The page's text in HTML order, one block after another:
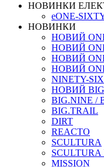
НОВИНКИ
eONE-
НОВИНКИ
НОВИЙ
НОВИЙ
НОВИЙ
НОВИЙ
NINETY-SIX
НОВИЙ
BIG.NINE /
BIG.TRAIL
DIRT
REACTO
SCULTURA
MISSION